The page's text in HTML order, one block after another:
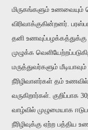
மிருகங்களும் உணவையும்
விரிவாக்குகின்றனர்.
தனி
முழுக்க
மருத்துவர்களும்
நீரிழிவாளர்கள் தம்
வருகிறார்கள். குறிப்பாக
வாழ்வில் முழுமையாக
நீரிழிவுக்கு ஏற்ற பத்திய